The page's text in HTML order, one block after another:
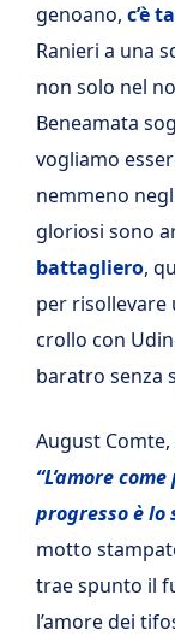
genoano, c’è
Ranieri a una
non solo nel
Beneamata
vogliamo
nemmeno
gloriosi sono
battagliero,
per risollevare
crollo con
baratro senza
August
“L’amore
progresso è lo
motto
trae spunto il
l’amore dei